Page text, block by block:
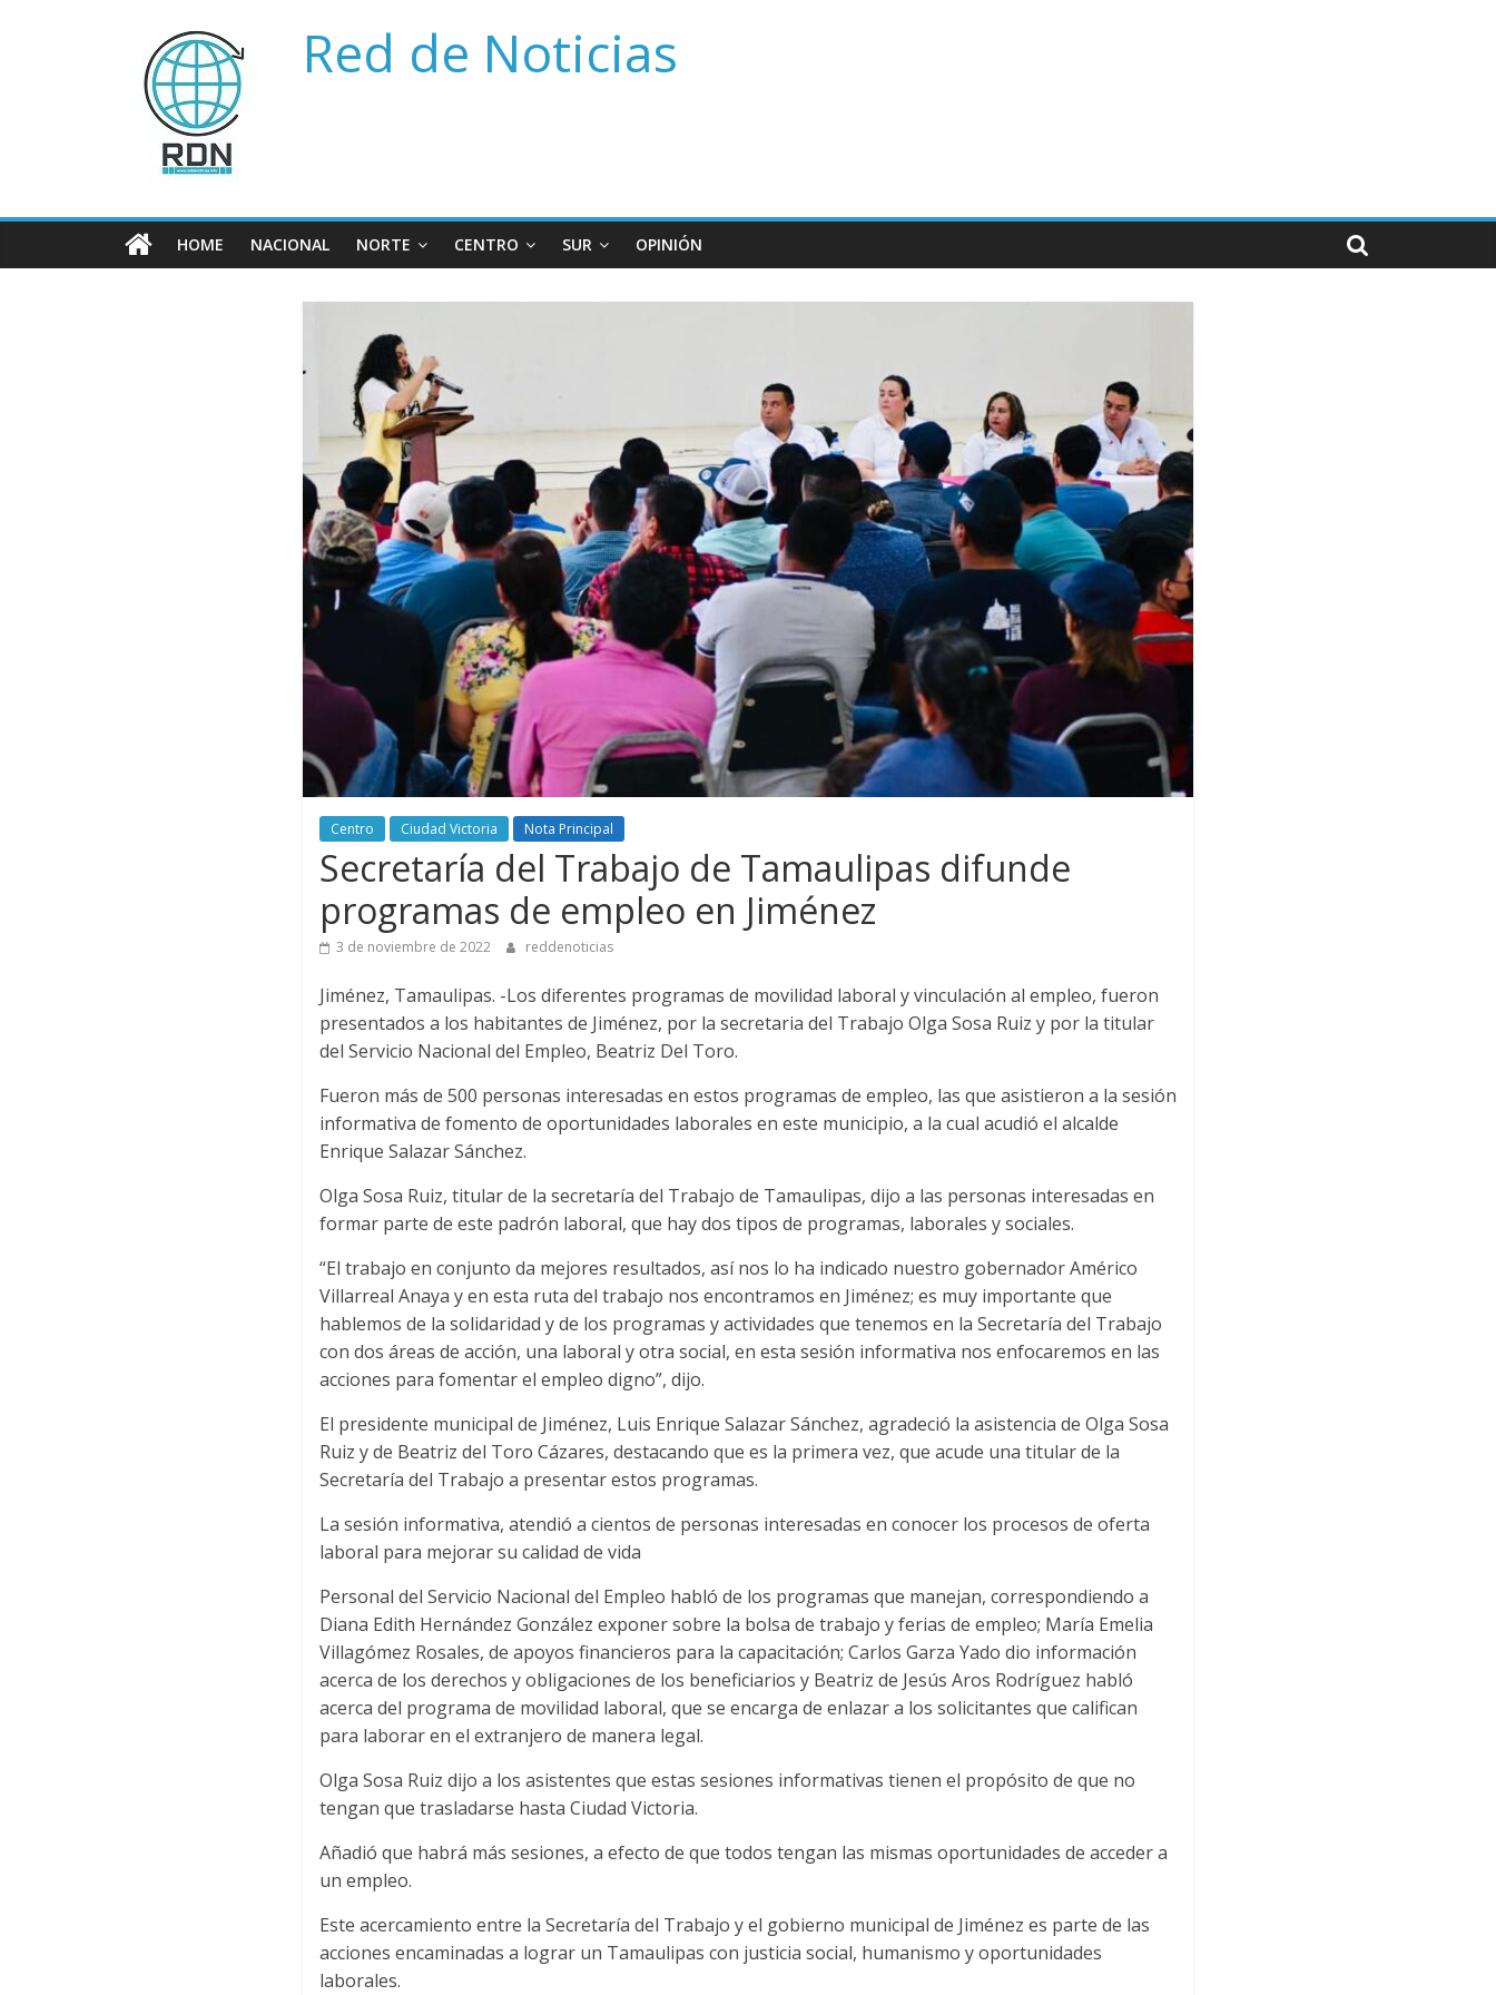
Red de Noticias
HOME NACIONAL NORTE CENTRO SUR OPINIÓN
Centro Ciudad Victoria Nota Principal
Secretaría del Trabajo de Tamaulipas difunde
programas de empleo en Jiménez
3 de noviembre de 2022 reddenoticias
Jiménez, Tamaulipas. -Los diferentes programas de movilidad laboral y vinculación al empleo, fueron
presentados a los habitantes de Jiménez, por la secretaria del Trabajo Olga Sosa Ruiz y por la titular
del Servicio Nacional del Empleo, Beatriz Del Toro.
Fueron más de 500 personas interesadas en estos programas de empleo, las que asistieron a la sesión
informativa de fomento de oportunidades laborales en este municipio, a la cual acudió el alcalde
Enrique Salazar Sánchez.
Olga Sosa Ruiz, titular de la secretaría del Trabajo de Tamaulipas, dijo a las personas interesadas en
formar parte de este padrón laboral, que hay dos tipos de programas, laborales y sociales.
“El trabajo en conjunto da mejores resultados, así nos lo ha indicado nuestro gobernador Américo
Villarreal Anaya y en esta ruta del trabajo nos encontramos en Jiménez; es muy importante que
hablemos de la solidaridad y de los programas y actividades que tenemos en la Secretaría del Trabajo
con dos áreas de acción, una laboral y otra social, en esta sesión informativa nos enfocaremos en las
acciones para fomentar el empleo digno”, dijo.
El presidente municipal de Jiménez, Luis Enrique Salazar Sánchez, agradeció la asistencia de Olga Sosa
Ruiz y de Beatriz del Toro Cázares, destacando que es la primera vez, que acude una titular de la
Secretaría del Trabajo a presentar estos programas.
La sesión informativa, atendió a cientos de personas interesadas en conocer los procesos de oferta
laboral para mejorar su calidad de vida
Personal del Servicio Nacional del Empleo habló de los programas que manejan, correspondiendo a
Diana Edith Hernández González exponer sobre la bolsa de trabajo y ferias de empleo; María Emelia
Villagómez Rosales, de apoyos financieros para la capacitación; Carlos Garza Yado dio información
acerca de los derechos y obligaciones de los beneficiarios y Beatriz de Jesús Aros Rodríguez habló
acerca del programa de movilidad laboral, que se encarga de enlazar a los solicitantes que califican
para laborar en el extranjero de manera legal.
Olga Sosa Ruiz dijo a los asistentes que estas sesiones informativas tienen el propósito de que no
tengan que trasladarse hasta Ciudad Victoria.
Añadió que habrá más sesiones, a efecto de que todos tengan las mismas oportunidades de acceder a
un empleo.
Este acercamiento entre la Secretaría del Trabajo y el gobierno municipal de Jiménez es parte de las
acciones encaminadas a lograr un Tamaulipas con justicia social, humanismo y oportunidades
laborales.